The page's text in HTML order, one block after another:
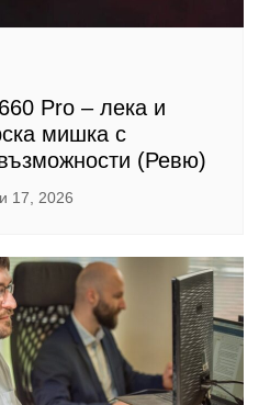
Pro – лека и
мишка с
(Ревю)
17, 2026